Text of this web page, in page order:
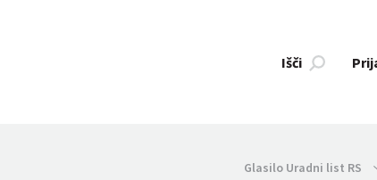
Išči
Glasilo Uradni list RS